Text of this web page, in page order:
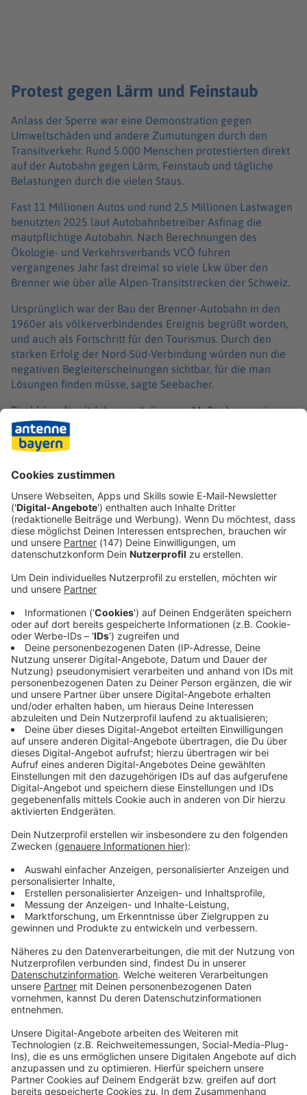
Protest gegen Lärm und Feinstaub
Anlass der Sperre war eine Demonstration gegen
Umweltschäden und andere Zumutungen durch den
Transitverkehr. Rund 5.000 Menschen protestierten direkt
auf der Autobahn gegen Lärm, Feinstaub und tägliche
Belastungen durch die vielen Staus.
Fast 11 Millionen Autos und rund 2,5 Millionen Lastwagen
benutzten 2025 laut Autobahnbetreiber Asfinag die
mautpflichtige Autobahn. Nach Berechnungen des
Ökologie- und Verkehrsverbands VCÖ fuhren
vergangenes Jahr fast dreimal so viele Lkw über den
Brenner wie über alle Alpen-Transitstrecken der Schweiz.
Ursprünglich war der Bau der Brenner-Autobahn in den
1960er als völkerverbindendes Ereignis begrüßt worden,
und auch als Fortschritt für den Tourismus. Durch den
starken Erfolg der Nord-Süd-Verbindung würden nun die
negativen Begleiterscheinungen sichtbar, für die man
Lösungen finden müsse, sagte Seebacher.
Tirol kämpft seit Jahren mit diversen Maßnahmen wie
Blockabfertigungen und Fahrverboten für den
Transitverkehr durch Ortschaften gegen die Verkehrsflut -
und fordert von Deutschland Fortschritte beim Bau des
Brenner-Nordzulaufs, der die Bahnstrecke zum Brenner
Immer auf dem Laufenden
bleiben!
Verpass' nichts mehr - mit unserem kostenlosen
ANTENNE BAYERN Newsletter. Ob Nachrichten,
Lifestyle oder unsere neuesten Aktionen - wir
informieren dich.
Zum Newsletter anmelden
Du möchtest uns etwas sagen?
Studio Hotline
Kontaktformular